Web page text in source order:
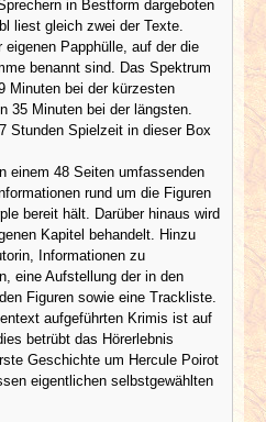
in Bestform dargeboten
liest gleich zwei der Texte.
Papphülle, auf der die
benannt sind. Das Spektrum
Minuten bei der kürzesten
35 Minuten bei der längsten.
Stunden Spielzeit in dieser Box
einem 48 Seiten umfassenden
rund um die Figuren
bereit hält. Darüber hinaus wird
Kapitel behandelt. Hinzu
Informationen zu
eine Aufstellung der in den
Figuren sowie eine Trackliste.
aufgeführten Krimis ist auf
betrübt das Hörerlebnis
Geschichte um Hercule Poirot
eigentlichen selbstgewählten